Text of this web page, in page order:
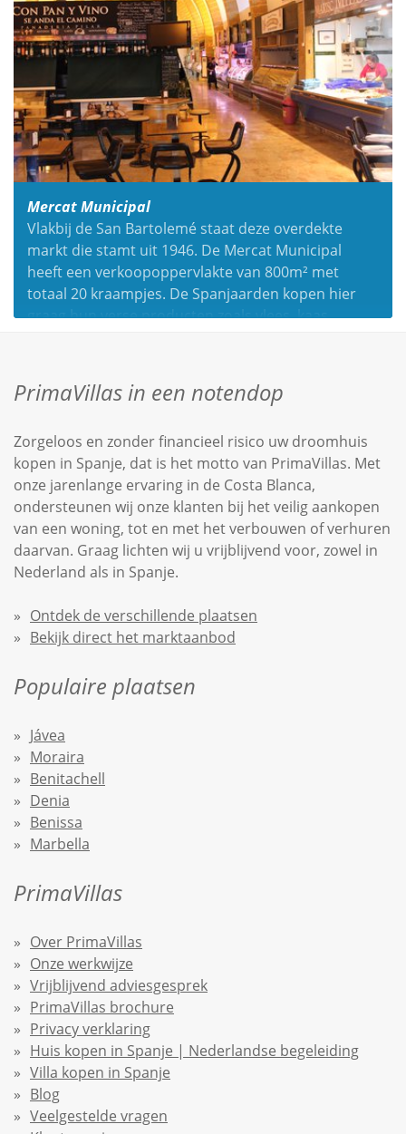
Mercat Municipal
Vlakbij de San Bartolemé staat deze overdekte
markt die stamt uit 1946. De Mercat Municipal
heeft een verkoopoppervlakte van 800m² met
totaal 20 kraampjes. De Spanjaarden kopen hier
graag hun verse producten zoals vlees, kaas,
PrimaVillas in een notendop
Zorgeloos en zonder financieel risico uw droomhuis
kopen in Spanje, dat is het motto van PrimaVillas. Met
onze jarenlange ervaring in de Costa Blanca,
ondersteunen wij onze klanten bij het veilig aankopen
van een woning, tot en met het verbouwen of verhuren
daarvan. Graag lichten wij u vrijblijvend voor, zowel in
Nederland als in Spanje.
Ontdek de verschillende plaatsen
Bekijk direct het marktaanbod
Populaire plaatsen
Jávea
Moraira
Benitachell
Denia
Benissa
Marbella
PrimaVillas
Over PrimaVillas
Onze werkwijze
Vrijblijvend adviesgesprek
PrimaVillas brochure
Privacy verklaring
Huis kopen in Spanje | Nederlandse begeleiding
Villa kopen in Spanje
Blog
Veelgestelde vragen